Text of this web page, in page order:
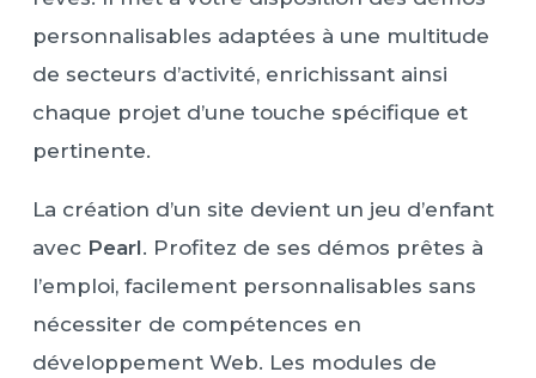
personnalisables adaptées à une multitude
de secteurs d’activité, enrichissant ainsi
chaque projet d’une touche spécifique et
pertinente.
La création d’un site devient un jeu d’enfant
avec Pearl. Profitez de ses démos prêtes à
l’emploi, facilement personnalisables sans
nécessiter de compétences en
développement Web. Les modules de